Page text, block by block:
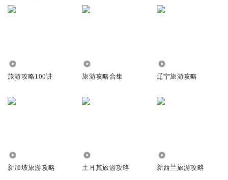
旅游攻略100讲 旅游攻略合集 辽宁旅游攻略
新加坡旅游攻略 土耳其旅游攻略 新西兰旅游攻略